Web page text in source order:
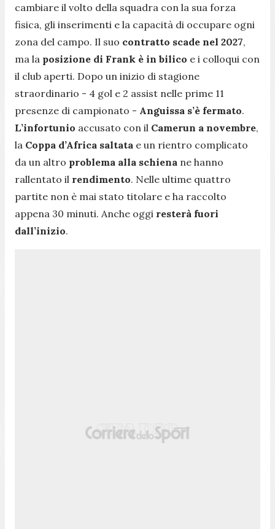
cambiare il volto della squadra con la sua forza
fisica, gli inserimenti e la capacità di occupare ogni
zona del campo. Il suo contratto scade nel 2027,
ma la posizione di Frank è in bilico e i colloqui con
il club aperti. Dopo un inizio di stagione
straordinario - 4 gol e 2 assist nelle prime 11
presenze di campionato - Anguissa s’è fermato.
L’infortunio accusato con il Camerun a novembre,
la Coppa d’Africa saltata e un rientro complicato
da un altro problema alla schiena ne hanno
rallentato il rendimento. Nelle ultime quattro
partite non è mai stato titolare e ha raccolto
appena 30 minuti. Anche oggi resterà fuori
dall’inizio.